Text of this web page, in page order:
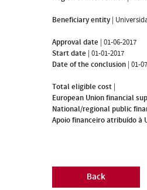
Beneficiary entity|
Approval date | 01-06-2017
Start date | 01-01-2017
Date of the conclusion | 01-
Total eligible cost |
European Union financial
National/regional public
Apoio financeiro atribuído à
Back